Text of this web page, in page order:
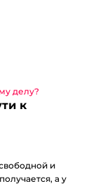
к
и
а у